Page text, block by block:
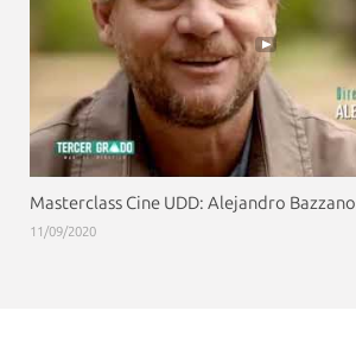
Masterclass Cine UDD: Alejandro Bazzano
11/09/2020